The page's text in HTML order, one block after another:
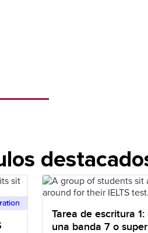
Tarea de escritura
una banda 7 o